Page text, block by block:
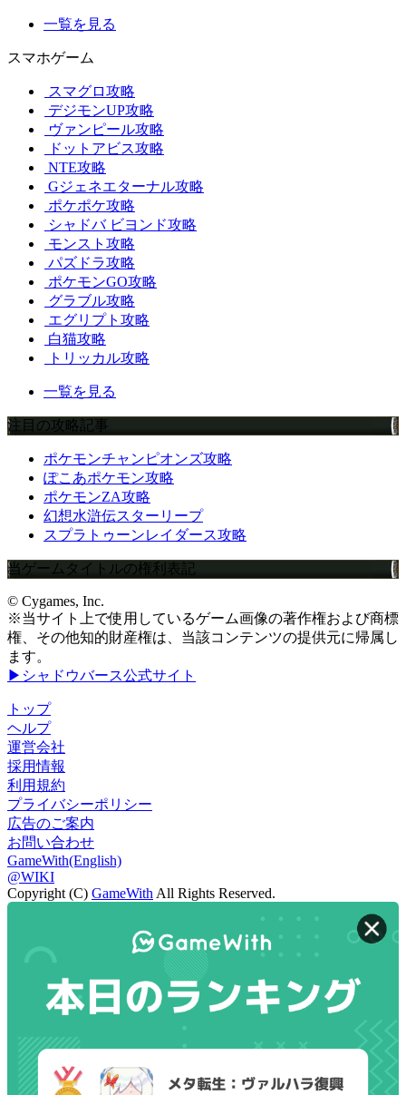
一覧を見る
スマホゲーム
スマグロ攻略
デジモンUP攻略
ヴァンピール攻略
ドットアビス攻略
NTE攻略
Gジェネエターナル攻略
ポケポケ攻略
シャドバ ビヨンド攻略
モンスト攻略
パズドラ攻略
ポケモンGO攻略
グラブル攻略
エグリプト攻略
白猫攻略
トリッカル攻略
一覧を見る
注目の攻略記事
ポケモンチャンピオンズ攻略
ぽこあポケモン攻略
ポケモンZA攻略
幻想水滸伝スターリープ
スプラトゥーンレイダース攻略
当ゲームタイトルの権利表記
© Cygames, Inc.
※当サイト上で使用しているゲーム画像の著作権および商標
権、その他知的財産権は、当該コンテンツの提供元に帰属し
ます。
▶シャドウバース公式サイト
トップ
ヘルプ
運営会社
採用情報
利用規約
プライバシーポリシー
広告のご案内
お問い合わせ
GameWith(English)
@WIKI
Copyright (C) GameWithAll Rights Reserved.